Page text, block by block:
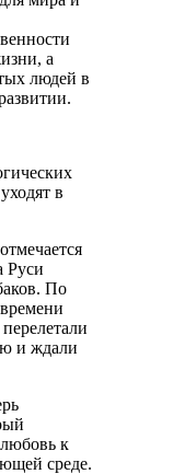
а
людей в
в
Руси
По
и ждали
к
среде.